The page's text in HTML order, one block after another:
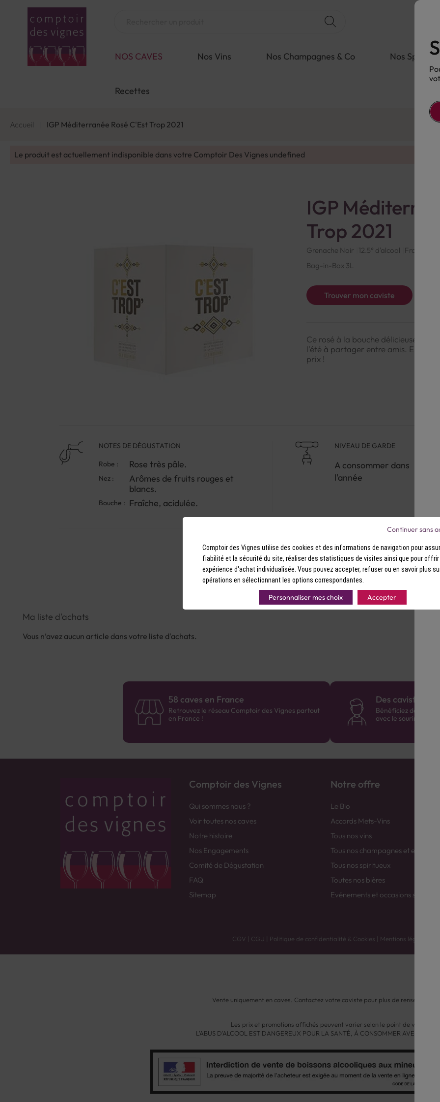
NOS CAVES Nos Vins Nos Champagnes & Co Nos
Recettes
Accueil IGP Méditerranée Rosé C'Est Trop 2021
Le produit est actuellement indisponible dans votre Comptoir Des Vignes undefined
IGP
Trop 2021
Grenache Noir 12.5° d'alcool France
Bag-in-Box 3L
Trouver mon caviste
Ce rosé à la bouche délicieuse et
l'été à partager entre amis. En plus
prix !
NOTES DE DÉGUSTATION
Robe : Rose très pâle.
Nez :
Arômes de fruits rouges et
blancs.
Bouche : Fraîche, acidulée.
NIVEAU DE GARDE
A consommer dans
l'année
Ma liste d'achats
Vous n’avez aucun article dans votre liste d'achats.
58 caves en France
Retrouvez le réseau Comptoir des Vignes partout
en France !
Des cavistes à
Bénéficiez de
avec le sourire :)
Comptoir des Vignes
Qui sommes nous ?
Voir toutes nos caves
Notre histoire
Nos Engagements
Comité de Dégustation
FAQ
Sitemap
Notre offre
Le Bio
Accords Mets-Vins
Tous nos vins
Tous nos champagnes et
Tous nos spiritueux
Toutes nos bières
Evénements et occasions spéciales
CGV | CGU | Politique de confidentialité & Cookies | Mentions légales
Vente uniquement en caves. Contactez votre caviste pour plus de
Les prix et promotions affichés peuvent varier selon le point de vente.
L'ABUS D'ALCOOL EST DANGEREUX POUR LA SANTÉ, À CONSOMMER AVEC
Comptoir des Vignes utilise des cookies et des informations de navigation pour
fiabilité et la sécurité du site, réaliser des statistiques de visites ainsi que pour offrir
expérience d'achat individualisée. Vous pouvez accepter, refuser ou en savoir plus
opérations en sélectionnant les options correspondantes.
Personnaliser mes choix Accepter
Continuer sans